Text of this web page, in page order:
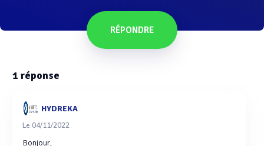
RÉPONDRE
1 réponse
HYDREKA
Le 04/11/2022
Bonjour,